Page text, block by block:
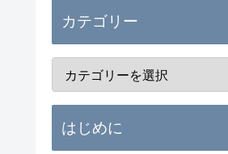
カテゴリー
はじめに